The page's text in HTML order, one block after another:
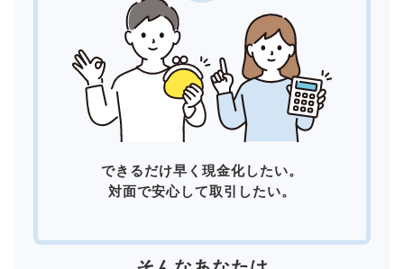
できるだけ早く現金化したい。
対面で安心して取引したい。